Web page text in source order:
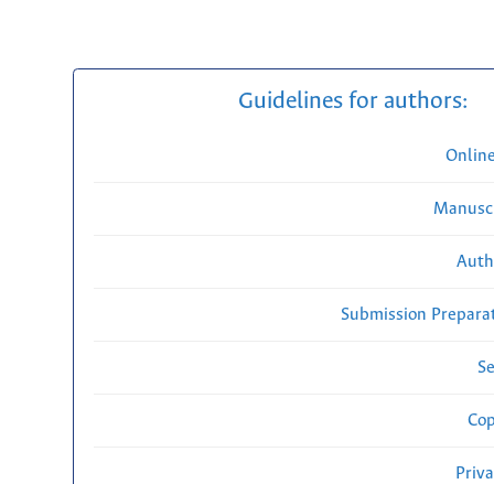
Guidelines for authors:
Submission